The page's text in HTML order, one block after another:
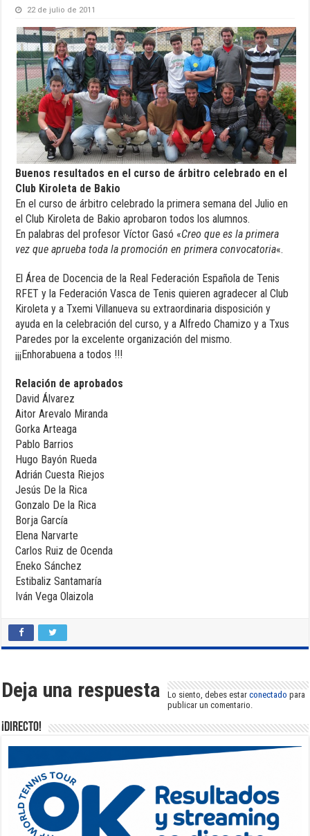
22 de julio de 2011
Buenos resultados en el curso de árbitro celebrado en el
Club Kiroleta de Bakio
En el curso de árbitro celebrado la primera semana del Julio en
el Club Kiroleta de Bakio aprobaron todos los alumnos.
En palabras del profesor Víctor Gasó «Creo que es la primera
vez que aprueba toda la promoción en primera convocatoria«.
El Área de Docencia de la Real Federación Española de Tenis
RFET y la Federación Vasca de Tenis quieren agradecer al Club
Kiroleta y a Txemi Villanueva su extraordinaria disposición y
ayuda en la celebración del curso, y a Alfredo Chamizo y a Txus
Paredes por la excelente organización del mismo.
¡¡¡Enhorabuena a todos !!!
Relación de aprobados
David Álvarez
Aitor Arevalo Miranda
Gorka Arteaga
Pablo Barrios
Hugo Bayón Rueda
Adrián Cuesta Riejos
Jesús De la Rica
Gonzalo De la Rica
Borja García
Elena Narvarte
Carlos Ruiz de Ocenda
Eneko Sánchez
Estibaliz Santamaría
Iván Vega Olaizola
Deja una respuesta Lo siento, debes estarconectado para
publicar un comentario.
¡DIRECTO!